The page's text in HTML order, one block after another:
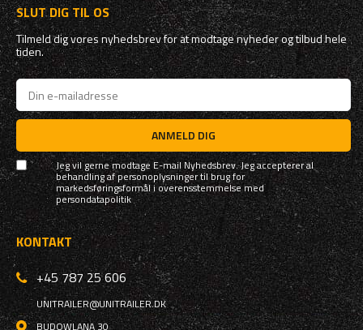
SLUT DIG TIL OS
Tilmeld dig vores nyhedsbrev for at modtage nyheder og tilbud hele
tiden.
ANMELD DIG
Jeg vil gerne modtage E-mail Nyhedsbrev. Jeg accepterer al
behandling af personoplysninger til brug for
markedsføringsformål i overensstemmelse med
persondatapolitik
KONTAKT
+45 787 25 606
UNITRAILER@UNITRAILER.DK
BUDOWLANA 30